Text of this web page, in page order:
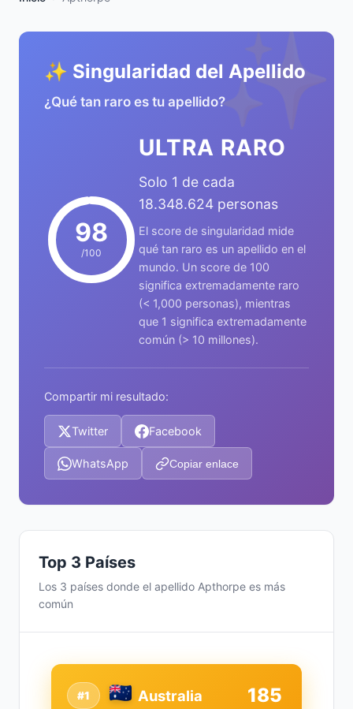
✨
✨ Singularidad del Apellido
¿Qué tan raro es tu apellido?
98
/100
ULTRA RARO
Solo 1 de cada
18.348.624 personas
El score de singularidad mide
qué tan raro es un apellido en el
mundo. Un score de 100
significa extremadamente raro
(< 1,000 personas), mientras
que 1 significa extremadamente
común (> 10 millones).
Compartir mi resultado:
Twitter Facebook
WhatsApp Copiar enlace
Top 3 Países
Los 3 países donde el apellido Apthorpe es más
común
#1 Australia 185